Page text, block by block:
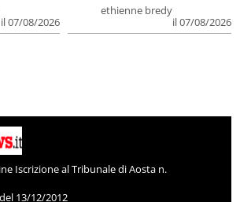
il 07/08/2026
ethienne bredy
il 07/08/2026
Iscrizione al Tribunale di Aosta n.
13/12/2012